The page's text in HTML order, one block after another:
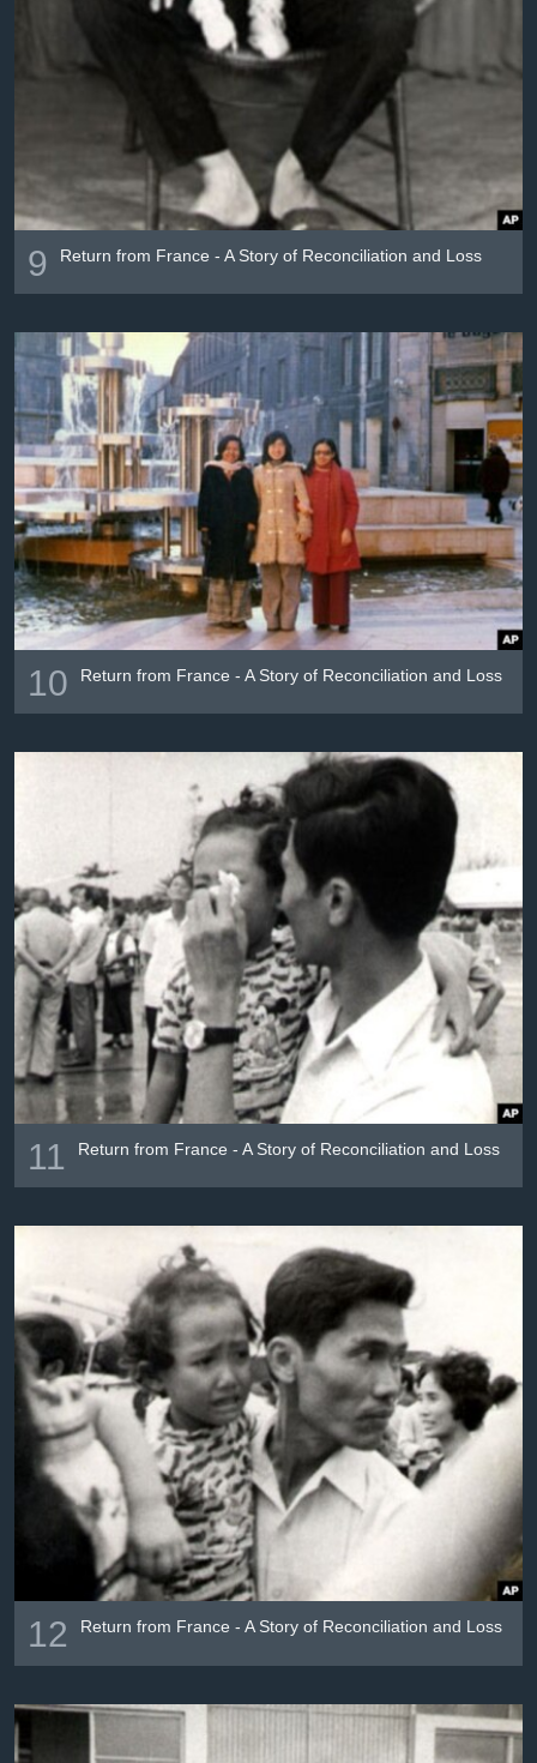
9 Return from France - A Story of Reconciliation and Loss
10 Return from France - A Story of Reconciliation and Loss
11 Return from France - A Story of Reconciliation and Loss
12 Return from France - A Story of Reconciliation and Loss